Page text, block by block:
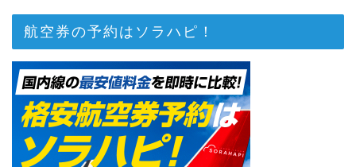
航空券の予約はソラハピ！